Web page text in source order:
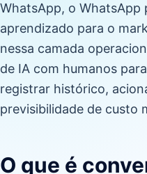
WhatsApp, o WhatsApp
aprendizado para o
nessa camada
de IA com humanos
registrar histórico,
previsibilidade de custo
O que é